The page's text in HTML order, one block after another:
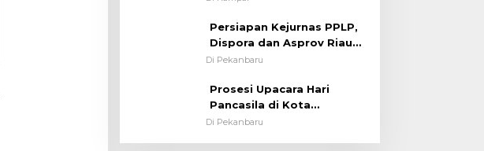
Persiapan Kejurnas PPLP,
Dispora dan Asprov Riau
Tinjau Kelayakan Rumput
Di Pekanbaru
Prosesi Upacara Hari
Pancasila di Kota
Pekanbaru Tetap Khidmat
Di Pekanbaru